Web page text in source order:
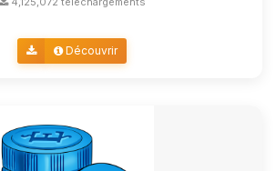
Découvrir